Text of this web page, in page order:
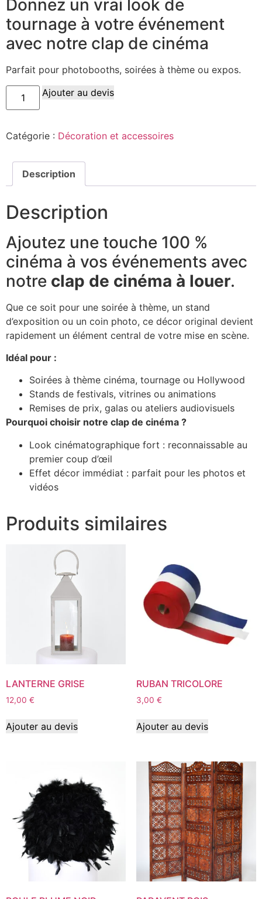
Donnez un vrai look de
tournage à votre événement
avec notre clap de cinéma
Parfait pour photobooths, soirées à thème ou expos.
Ajouter au devis
Catégorie : Décoration et accessoires
Description
Description
Ajoutez une touche 100 %
cinéma à vos événements avec
notre clap de cinéma à louer.
Que ce soit pour une soirée à thème, un stand
d’exposition ou un coin photo, ce décor original devient
rapidement un élément central de votre mise en scène.
Idéal pour :
Soirées à thème cinéma, tournage ou Hollywood
Stands de festivals, vitrines ou animations
Remises de prix, galas ou ateliers audiovisuels
Pourquoi choisir notre clap de cinéma ?
Look cinématographique fort : reconnaissable au
premier coup d’œil
Effet décor immédiat : parfait pour les photos et
vidéos
Produits similaires
LANTERNE GRISE
12,00 €
Ajouter au devis
RUBAN TRICOLORE
3,00 €
Ajouter au devis